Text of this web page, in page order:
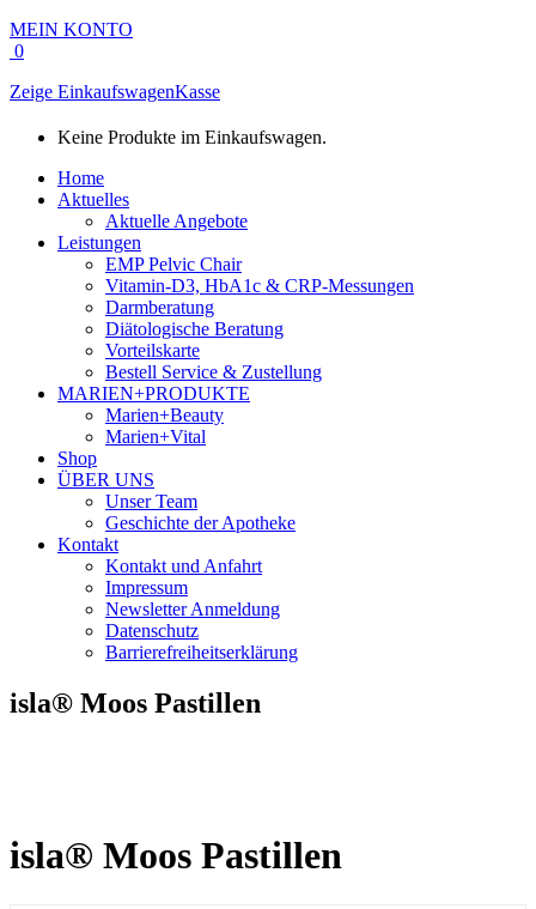
MEIN KONTO
0
Zeige EinkaufswagenKasse
Keine Produkte im Einkaufswagen.
Home
Aktuelles
Aktuelle Angebote
Leistungen
EMP Pelvic Chair
Vitamin-D3, HbA1c & CRP-Messungen
Darmberatung
Diätologische Beratung
Vorteilskarte
Bestell Service & Zustellung
MARIEN+PRODUKTE
Marien+Beauty
Marien+Vital
Shop
ÜBER UNS
Unser Team
Geschichte der Apotheke
Kontakt
Kontakt und Anfahrt
Impressum
Newsletter Anmeldung
Datenschutz
Barrierefreiheitserklärung
isla® Moos Pastillen
isla® Moos Pastillen